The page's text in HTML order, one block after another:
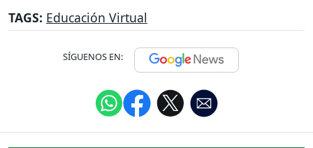
TAGS: Educación Virtual
SÍGUENOS EN: